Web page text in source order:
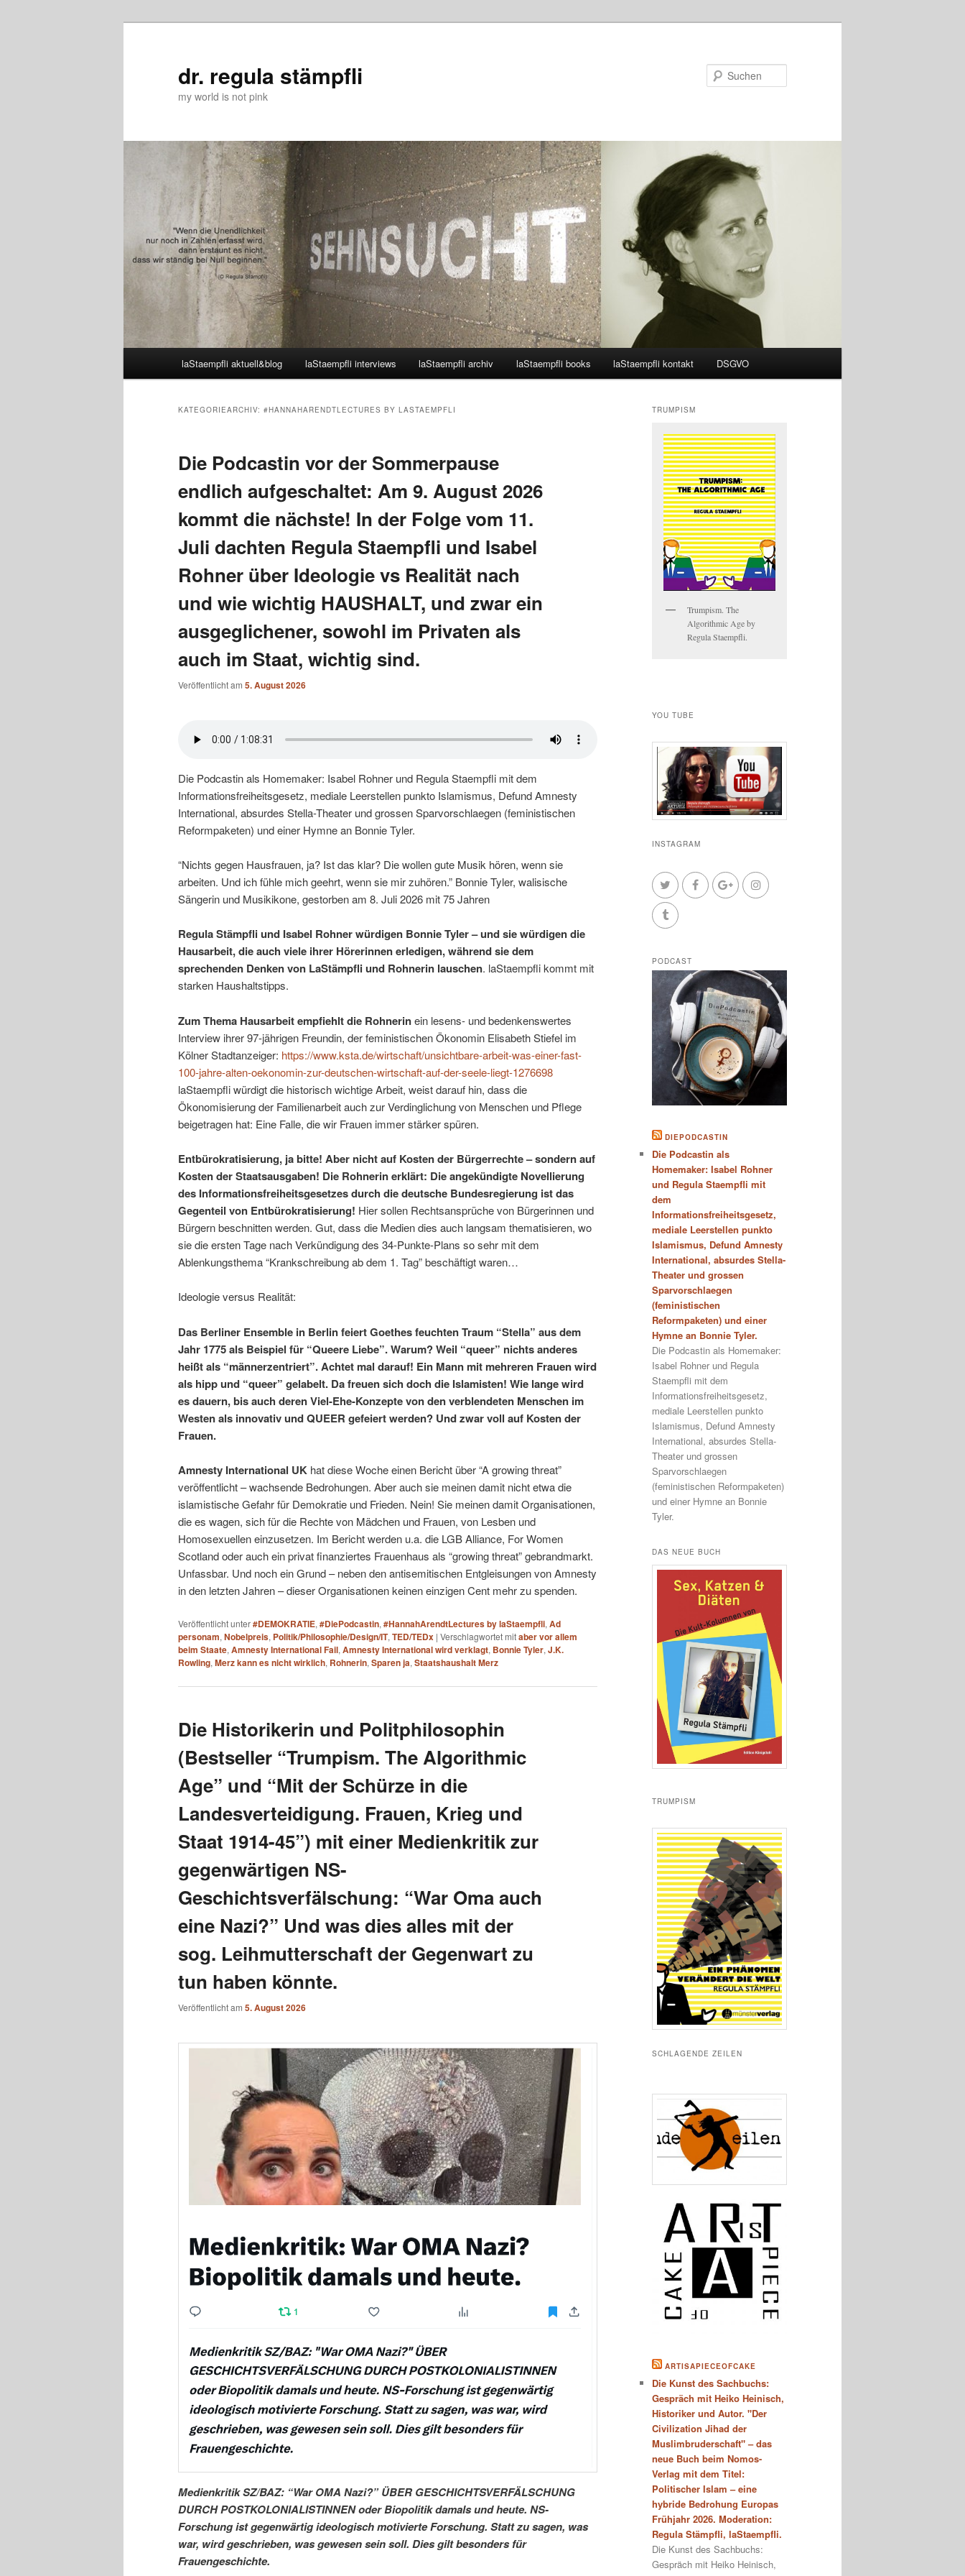
dr. regula stämpfli
my world is not pink
laStaempfli aktuell&blog laStaempfli interviews laStaempfli archiv laStaempfli books laStaempfli kontakt DSGVO
KATEGORIEARCHIV: #HANNAHARENDTLECTURES BY LASTAEMPFLI
Die Podcastin vor der Sommerpause
endlich aufgeschaltet: Am 9. August 2026
kommt die nächste! In der Folge vom 11.
Juli dachten Regula Staempfli und Isabel
Rohner über Ideologie vs Realität nach
und wie wichtig HAUSHALT, und zwar ein
ausgeglichener, sowohl im Privaten als
auch im Staat, wichtig sind.
Veröffentlicht am 5. August 2026
Die Podcastin als Homemaker: Isabel Rohner und Regula Staempfli mit dem
Informationsfreiheitsgesetz, mediale Leerstellen punkto Islamismus, Defund Amnesty
International, absurdes Stella-Theater und grossen Sparvorschlaegen (feministischen
Reformpaketen) und einer Hymne an Bonnie Tyler.
“Nichts gegen Hausfrauen, ja? Ist das klar? Die wollen gute Musik hören, wenn sie
arbeiten. Und ich fühle mich geehrt, wenn sie mir zuhören.” Bonnie Tyler, walisische
Sängerin und Musikikone, gestorben am 8. Juli 2026 mit 75 Jahren
Regula Stämpfli und Isabel Rohner würdigen Bonnie Tyler – und sie würdigen die
Hausarbeit, die auch viele ihrer Hörerinnen erledigen, während sie dem
sprechenden Denken von LaStämpfli und Rohnerin lauschen. laStaempfli kommt mit
starken Haushaltstipps.
Zum Thema Hausarbeit empfiehlt die Rohnerinein lesens- und bedenkenswertes
Interview ihrer 97-jährigen Freundin, der feministischen Ökonomin Elisabeth Stiefel im
Kölner Stadtanzeiger: https://www.ksta.de/wirtschaft/unsichtbare-arbeit-was-einer-fast-
100-jahre-alten-oekonomin-zur-deutschen-wirtschaft-auf-der-seele-liegt-1276698
laStaempfli würdigt die historisch wichtige Arbeit, weist darauf hin, dass die
Ökonomisierung der Familienarbeit auch zur Verdinglichung von Menschen und Pflege
beigetragen hat: Eine Falle, die wir Frauen immer stärker spüren.
Entbürokratisierung, ja bitte! Aber nicht auf Kosten der Bürgerrechte – sondern auf
Kosten der Staatsausgaben! Die Rohnerin erklärt: Die angekündigte Novellierung
des Informationsfreiheitsgesetzes durch die deutsche Bundesregierung ist das
Gegenteil von Entbürokratisierung! Hier sollen Rechtsansprüche von Bürgerinnen und
Bürgern beschnitten werden. Gut, dass die Medien dies auch langsam thematisieren, wo
sie die ersten Tage nach Verkündigung des 34-Punkte-Plans so sehr mit dem
Ablenkungsthema “Krankschreibung ab dem 1. Tag” beschäftigt waren…
Ideologie versus Realität:
Das Berliner Ensemble in Berlin feiert Goethes feuchten Traum “Stella” aus dem
Jahr 1775 als Beispiel für “Queere Liebe”. Warum? Weil “queer” nichts anderes
heißt als “männerzentriert”. Achtet mal darauf! Ein Mann mit mehreren Frauen wird
als hipp und “queer” gelabelt. Da freuen sich doch die Islamisten! Wie lange wird
es dauern, bis auch deren Viel-Ehe-Konzepte von den verblendeten Menschen im
Westen als innovativ und QUEER gefeiert werden? Und zwar voll auf Kosten der
Frauen.
Amnesty International UK hat diese Woche einen Bericht über “A growing threat”
veröffentlicht – wachsende Bedrohungen. Aber auch sie meinen damit nicht etwa die
islamistische Gefahr für Demokratie und Frieden. Nein! Sie meinen damit Organisationen,
die es wagen, sich für die Rechte von Mädchen und Frauen, von Lesben und
Homosexuellen einzusetzen. Im Bericht werden u.a. die LGB Alliance, For Women
Scotland oder auch ein privat finanziertes Frauenhaus als “growing threat” gebrandmarkt.
Unfassbar. Und noch ein Grund – neben den antisemitischen Entgleisungen von Amnesty
in den letzten Jahren – dieser Organisationen keinen einzigen Cent mehr zu spenden.
Veröffentlicht unter#DEMOKRATIE, #DiePodcastin, #HannahArendtLectures by laStaempfli, Ad
personam, Nobelpreis, Politik/Philosophie/Design/IT, TED/TEDx | Verschlagwortet mitaber vor allem
beim Staate, Amnesty International Fail, Amnesty International wird verklagt, Bonnie Tyler, J.K.
Rowling, Merz kann es nicht wirklich, Rohnerin, Sparen ja, Staatshaushalt Merz
Die Historikerin und Politphilosophin
(Bestseller “Trumpism. The Algorithmic
Age” und “Mit der Schürze in die
Landesverteidigung. Frauen, Krieg und
Staat 1914-45”) mit einer Medienkritik zur
gegenwärtigen NS-
Geschichtsverfälschung: “War Oma auch
eine Nazi?” Und was dies alles mit der
sog. Leihmutterschaft der Gegenwart zu
tun haben könnte.
Veröffentlicht am 5. August 2026
Medienkritik SZ/BAZ: “War OMA Nazi?” ÜBER GESCHICHTSVERFÄLSCHUNG
DURCH POSTKOLONIALISTINNEN oder Biopolitik damals und heute. NS-
Forschung ist gegenwärtig ideologisch motivierte Forschung. Statt zu sagen, was
war, wird geschrieben, was gewesen sein soll. Dies gilt besonders für
Frauengeschichte.
TRUMPISM
Trumpism. The
Algorithmic Age by
Regula Staempfli.
YOU TUBE
INSTAGRAM
PODCAST
DIEPODCASTIN
Die Podcastin als
Homemaker: Isabel Rohner
und Regula Staempfli mit
dem
Informationsfreiheitsgesetz,
mediale Leerstellen punkto
Islamismus, Defund Amnesty
International, absurdes Stella-
Theater und grossen
Sparvorschlaegen
(feministischen
Reformpaketen) und einer
Hymne an Bonnie Tyler.
Die Podcastin als Homemaker:
Isabel Rohner und Regula
Staempfli mit dem
Informationsfreiheitsgesetz,
mediale Leerstellen punkto
Islamismus, Defund Amnesty
International, absurdes Stella-
Theater und grossen
Sparvorschlaegen
(feministischen Reformpaketen)
und einer Hymne an Bonnie
Tyler.
DAS NEUE BUCH
TRUMPISM
SCHLAGENDE ZEILEN
ARTISAPIECEOFCAKE
Die Kunst des Sachbuchs:
Gespräch mit Heiko Heinisch,
Historiker und Autor. "Der
Civilization Jihad der
Muslimbruderschaft" – das
neue Buch beim Nomos-
Verlag mit dem Titel:
Politischer Islam – eine
hybride Bedrohung Europas
Frühjahr 2026. Moderation:
Regula Stämpfli, laStaempfli.
Die Kunst des Sachbuchs:
Gespräch mit Heiko Heinisch,